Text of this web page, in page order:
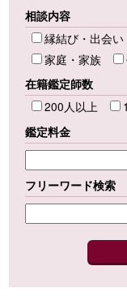
相談内容
縁結び・出会い
家庭・家族
在籍鑑定師数
200人以上
鑑定料金
フリーワード検索